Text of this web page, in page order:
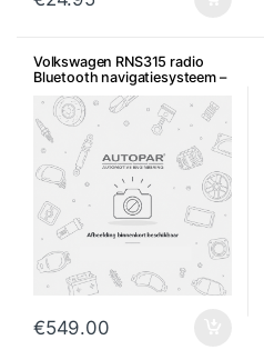
Volkswagen RNS315 radio
Bluetooth navigatiesysteem –
Gebruikt
€549.00